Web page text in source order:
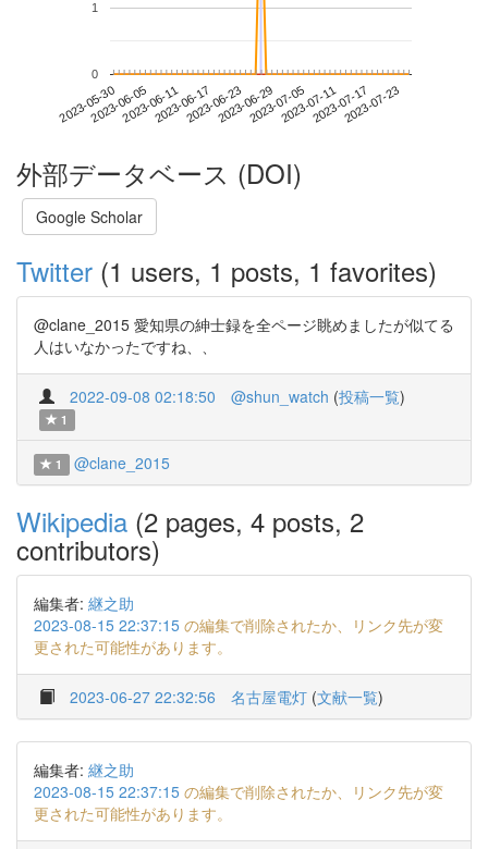
2023-05-302023-06-052023-06-112023-06-172023-06-232023-06-292023-07-052023-07-112023-07-172023-07-23
0
1
外部データベース (DOI)
Google Scholar
Twitter (1 users, 1 posts, 1 favorites)
@clane_2015 愛知県の紳士録を全ページ眺めましたが似てる
人はいなかったですね、、
2022-09-08 02:18:50 @shun_watch (投稿一覧)
1
1 @clane_2015
Wikipedia (2 pages, 4 posts, 2
contributors)
編集者: 継之助
2023-08-15 22:37:15 の編集で削除されたか、リンク先が変
更された可能性があります。
2023-06-27 22:32:56 名古屋電灯 (文献一覧)
編集者: 継之助
2023-08-15 22:37:15 の編集で削除されたか、リンク先が変
更された可能性があります。